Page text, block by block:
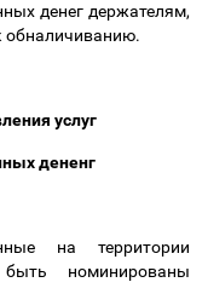
денег держателям,
обналичиванию.
услуг
дененг
на территории
номинированы